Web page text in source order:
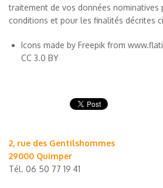
traitement de vos données nominatives
conditions et pour les finalités décrites
Icons made by Freepik from
CC 3.0 BY
2, rue des Gentilshommes
29000 Quimper
Tél. 06 50 77 19 41